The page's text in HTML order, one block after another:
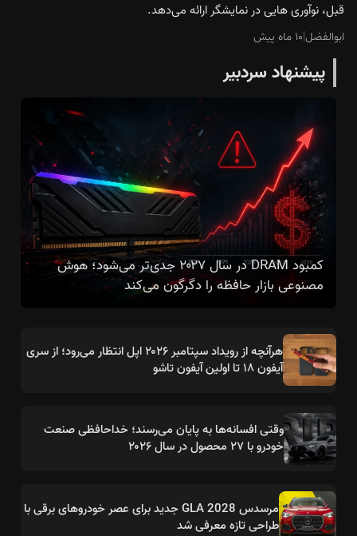
قبل، نوآوری هایی در نمایشگر ارائه می‌دهد.
ابوالفضل|۱۰ ماه پیش
پیشنهاد سردبیر
کمبود DRAM در سال ۲۰۲۷ جدی‌تر می‌شود؛ هوش
مصنوعی بازار حافظه را دگرگون می‌کند
هرآنچه از رویداد سپتامبر ۲۰۲۶ اپل انتظار می‌رود؛ از سری
آیفون ۱۸ تا اولین آیفون تاشو
وقتی افسانه‌ها به پایان می‌رسند؛ خداحافظی صنعت
خودرو با ۲۷ محصول در سال ۲۰۲۶
مرسدس GLA 2028 جدید برای عصر خودروهای برقی با
طراحی تازه معرفی شد